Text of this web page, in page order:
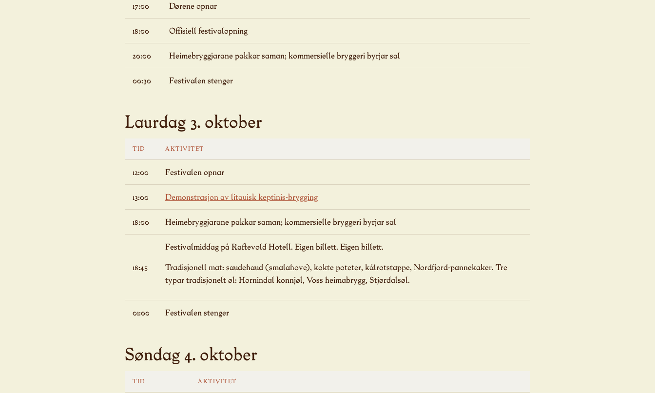
17:00 Dørene opnar
18:00 Offisiell festivalopning
20:00 Heimebryggjarane pakkar saman; kommersielle bryggeri byrjar sal
00:30 Festivalen stenger
Laurdag 3. oktober
TID AKTIVITET
12:00 Festivalen opnar
13:00 Demonstrasjon av litauisk keptinis-brygging
18:00 Heimebryggjarane pakkar saman; kommersielle bryggeri byrjar sal
18:45
Festivalmiddag på Raftevold Hotell. Eigen billett. Eigen billett.
Tradisjonell mat: saudehaud (smalahove), kokte poteter, kålrotstappe, Nordfjord-pannekaker. Tre
typar tradisjonelt øl: Hornindal konnjøl, Voss heimabrygg, Stjørdalsøl.
01:00 Festivalen stenger
Søndag 4. oktober
TID AKTIVITET